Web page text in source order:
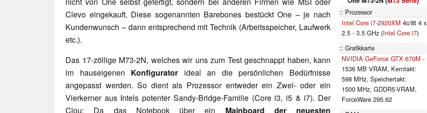
Clevo eingekauft. Diese sogenannten Barebones bestückt One – je nach
Kundenwunsch – dann entsprechend mit Technik (Arbeitsspeicher, Laufwerk
etc.).
Das 17-zöllige M73-2N, welches wir uns zum Test geschnappt haben, kann
im hauseigenen Konfigurator ideal an die persönlichen Bedürfnisse
angepasst werden. So dient als Prozessor entweder ein Zwei- oder ein
Vierkerner aus Intels potenter Sandy-Bridge-Familie (Core i3, i5 & i7). Der
Clou: Da das Notebook über ein Mainboard der neuesten
Prozessor
Intel Core i7-2920XM 4c/8t 4 x
2.5 - 3.5 GHz (Intel Core i7)
Grafikkarte
NVIDIA GeForce GTX 670M -
1536 MB VRAM, Kerntakt:
598 MHz, Speichertakt:
1500 MHz, GDDR5-VRAM,
ForceWare 295.62